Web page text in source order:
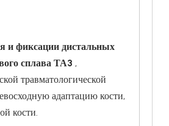
и фиксации дистальных
сплава ТА3 ,
травматологической
адаптацию кости,
кости.